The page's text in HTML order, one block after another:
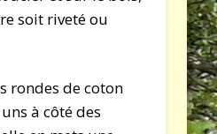
soit riveté ou
rondes de coton
à côté des